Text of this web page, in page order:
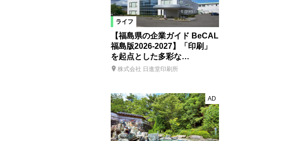
ライフ
【福島県の企業ガイド BeCAL
福島版2026-2027】「印刷」
を起点とした多彩な…
株式会社 日進堂印刷所
AD